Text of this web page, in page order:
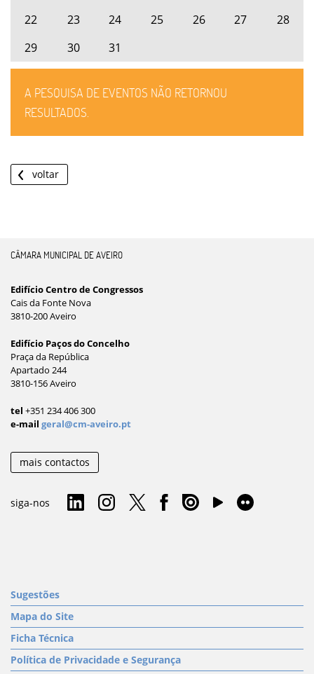
22
23 24 25 26 27
28
29
30 31
A PESQUISA DE EVENTOS NÃO RETORNOU
RESULTADOS.
voltar
CÂMARA MUNICIPAL DE AVEIRO
Edifício Centro de Congressos
Cais da Fonte Nova
3810-200 Aveiro
Edifício Paços do Concelho
Praça da República
Apartado 244
3810-156 Aveiro
tel +351 234 406 300
e-mail geral@cm-aveiro.pt
mais contactos
siga-nos
Sugestões
Mapa do Site
Ficha Técnica
Política de Privacidade e Segurança